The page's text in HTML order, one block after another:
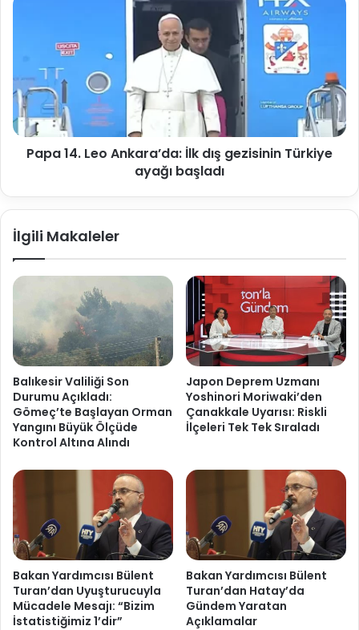
Papa 14. Leo Ankara’da: İlk dış gezisinin Türkiye
ayağı başladı
İlgili Makaleler
Balıkesir Valiliği Son
Durumu Açıkladı:
Gömeç’te Başlayan Orman
Yangını Büyük Ölçüde
Kontrol Altına Alındı
Japon Deprem Uzmanı
Yoshinori Moriwaki’den
Çanakkale Uyarısı: Riskli
İlçeleri Tek Tek Sıraladı
Bakan Yardımcısı Bülent
Turan’dan Uyuşturucuyla
Mücadele Mesajı: “Bizim
İstatistiğimiz 1’dir”
Bakan Yardımcısı Bülent
Turan’dan Hatay’da
Gündem Yaratan
Açıklamalar